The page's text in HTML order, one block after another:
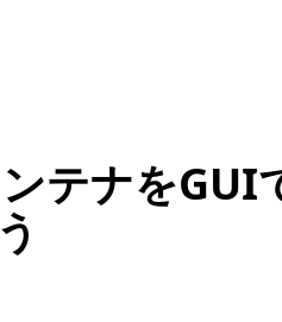
テナをGUI